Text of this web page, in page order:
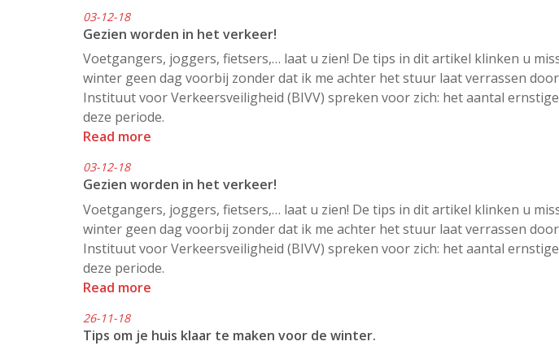
03-12-18
Gezien worden in het verkeer!
Voetgangers, joggers, fietsers,… laat u zien! De tips in dit artikel klinken u
winter geen dag voorbij zonder dat ik me achter het stuur laat verrassen
Instituut voor Verkeersveiligheid (BIVV) spreken voor zich: het aantal
deze periode.
Read more
03-12-18
Gezien worden in het verkeer!
Voetgangers, joggers, fietsers,… laat u zien! De tips in dit artikel klinken u
winter geen dag voorbij zonder dat ik me achter het stuur laat verrassen
Instituut voor Verkeersveiligheid (BIVV) spreken voor zich: het aantal
deze periode.
Read more
26-11-18
Tips om je huis klaar te maken voor de winter.